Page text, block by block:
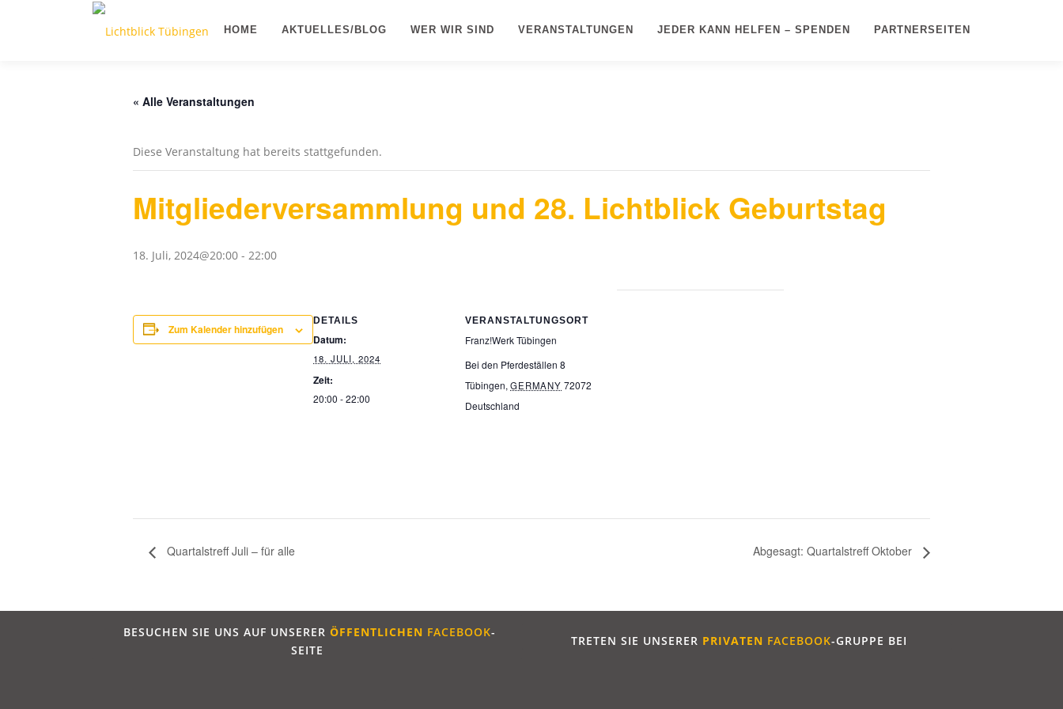
HOME AKTUELLES/BLOG WER WIR SIND VERANSTALTUNGEN JEDER KANN HELFEN – SPENDEN PARTNERSEITEN
« Alle Veranstaltungen
Diese Veranstaltung hat bereits stattgefunden.
Mitgliederversammlung und 28. Lichtblick Geburtstag
18. Juli, 2024@20:00 - 22:00
Zum Kalender hinzufügen
DETAILS
Datum:
18. JULI, 2024
Zeit:
20:00 - 22:00
VERANSTALTUNGSORT
Franz!Werk Tübingen
Bei den Pferdeställen 8
Tübingen, GERMANY 72072
Deutschland
Quartalstreff Juli – für alle Abgesagt: Quartalstreff Oktober
BESUCHEN SIE UNS AUF UNSERER ÖFFENTLICHEN FACEBOOK-
SEITE
TRETEN SIE UNSERER PRIVATEN FACEBOOK-GRUPPE BEI